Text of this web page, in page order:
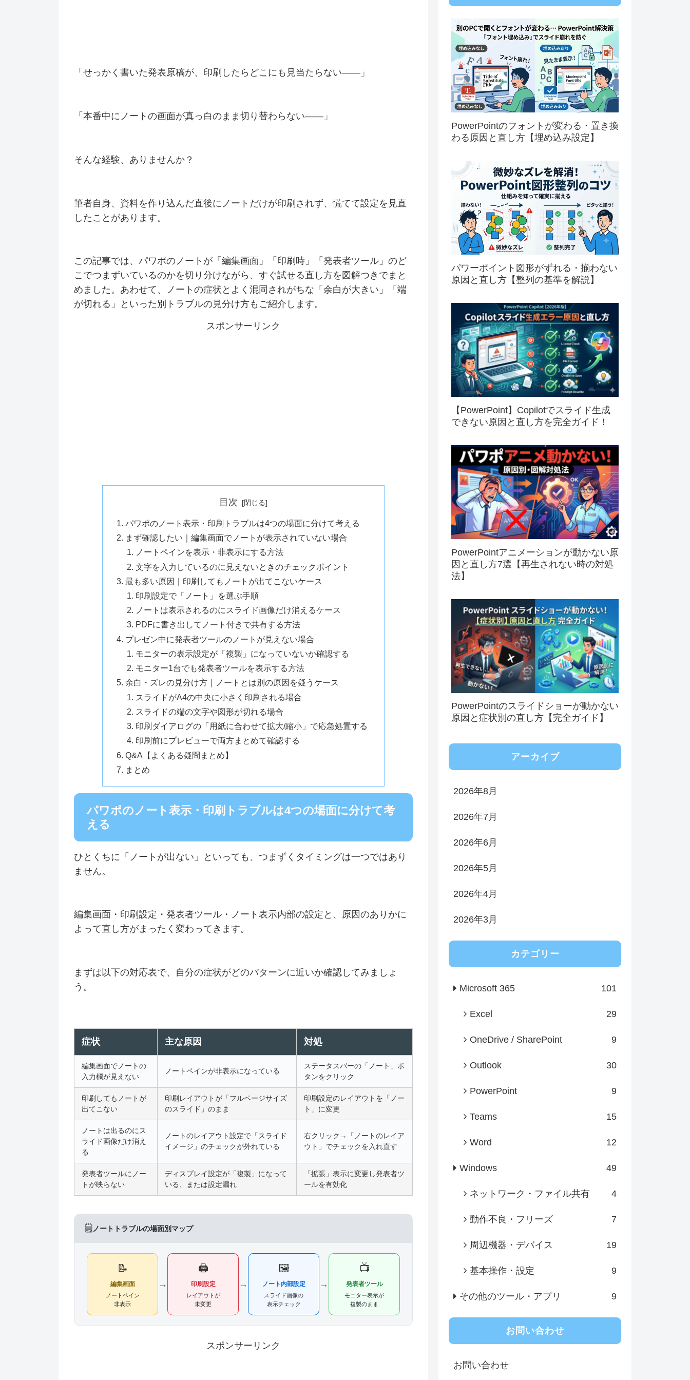
「せっかく書いた発表原稿が、印刷したらどこにも見当たらない――」
「本番中にノートの画面が真っ白のまま切り替わらない――」
そんな経験、ありませんか？
筆者自身、資料を作り込んだ直後にノートだけが印刷されず、慌てて設定を見直
したことがあります。
この記事では、パワポのノートが「編集画面」「印刷時」「発表者ツール」のど
こでつまずいているのかを切り分けながら、すぐ試せる直し方を図解つきでまと
めました。あわせて、ノートの症状とよく混同されがちな「余白が大きい」「端
が切れる」といった別トラブルの見分け方もご紹介します。
スポンサーリンク
目次
パワポのノート表示・印刷トラブルは4つの場面に分けて考える
まず確認したい｜編集画面でノートが表示されていない場合
ノートペインを表示・非表示にする方法
文字を入力しているのに見えないときのチェックポイント
最も多い原因｜印刷してもノートが出てこないケース
印刷設定で「ノート」を選ぶ手順
ノートは表示されるのにスライド画像だけ消えるケース
PDFに書き出してノート付きで共有する方法
プレゼン中に発表者ツールのノートが見えない場合
モニターの表示設定が「複製」になっていないか確認する
モニター1台でも発表者ツールを表示する方法
余白・ズレの見分け方｜ノートとは別の原因を疑うケース
スライドがA4の中央に小さく印刷される場合
スライドの端の文字や図形が切れる場合
印刷ダイアログの「用紙に合わせて拡大/縮小」で応急処置する
印刷前にプレビューで両方まとめて確認する
Q&A【よくある疑問まとめ】
まとめ
パワポのノート表示・印刷トラブルは4つの場面に分けて考
える
ひとくちに「ノートが出ない」といっても、つまずくタイミングは一つではあり
ません。
編集画面・印刷設定・発表者ツール・ノート表示内部の設定と、原因のありかに
よって直し方がまったく変わってきます。
まずは以下の対応表で、自分の症状がどのパターンに近いか確認してみましょ
う。
症状 主な原因 対処
編集画面でノートの
入力欄が見えない
ノートペインが非表示になっている
ステータスバーの「ノート」ボ
タンをクリック
印刷してもノートが
出てこない
印刷レイアウトが「フルページサイズ
のスライド」のまま
印刷設定のレイアウトを「ノー
ト」に変更
ノートは出るのにス
ライド画像だけ消え
る
ノートのレイアウト設定で「スライド
イメージ」のチェックが外れている
右クリック→「ノートのレイア
ウト」でチェックを入れ直す
発表者ツールにノー
トが映らない
ディスプレイ設定が「複製」になって
いる、または設定漏れ
「拡張」表示に変更し発表者ツ
ールを有効化
🗒️ ノートトラブルの場面別マップ
📝
編集画面
ノートペイン
非表示
→
🖨️
印刷設定
レイアウトが
未変更
→
🖼️
ノート内部設定
スライド画像の
表示チェック
→
📺
発表者ツール
モニター表示が
複製のまま
スポンサーリンク
PowerPointのフォントが変わる・置き換
わる原因と直し方【埋め込み設定】
パワーポイント図形がずれる・揃わない
原因と直し方【整列の基準を解説】
【PowerPoint】Copilotでスライド生成
できない原因と直し方を完全ガイド！
PowerPointアニメーションが動かない原
因と直し方7選【再生されない時の対処
法】
PowerPointのスライドショーが動かない
原因と症状別の直し方【完全ガイド】
アーカイブ
2026年8月
2026年7月
2026年6月
2026年5月
2026年4月
2026年3月
カテゴリー
Microsoft 365 101
Excel 29
OneDrive / SharePoint 9
Outlook 30
PowerPoint 9
Teams 15
Word 12
Windows 49
ネットワーク・ファイル共有 4
動作不良・フリーズ 7
周辺機器・デバイス 19
基本操作・設定 9
その他のツール・アプリ 9
お問い合わせ
お問い合わせ